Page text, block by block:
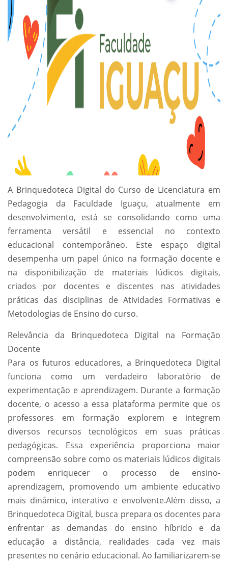
A Brinquedoteca Digital do Curso de Licenciatura em
Pedagogia da Faculdade Iguaçu, atualmente em
desenvolvimento, está se consolidando como uma
ferramenta versátil e essencial no contexto
educacional contemporâneo. Este espaço digital
desempenha um papel único na formação docente e
na disponibilização de materiais lúdicos digitais,
criados por docentes e discentes nas atividades
práticas das disciplinas de Atividades Formativas e
Metodologias de Ensino do curso.
Relevância da Brinquedoteca Digital na Formação
Docente
Para os futuros educadores, a Brinquedoteca Digital
funciona como um verdadeiro laboratório de
experimentação e aprendizagem. Durante a formação
docente, o acesso a essa plataforma permite que os
professores em formação explorem e integrem
diversos recursos tecnológicos em suas práticas
pedagógicas. Essa experiência proporciona maior
compreensão sobre como os materiais lúdicos digitais
podem enriquecer o processo de ensino-
aprendizagem, promovendo um ambiente educativo
mais dinâmico, interativo e envolvente.Além disso, a
Brinquedoteca Digital, busca prepara os docentes para
enfrentar as demandas do ensino híbrido e da
educação a distância, realidades cada vez mais
presentes no cenário educacional. Ao familiarizarem-se